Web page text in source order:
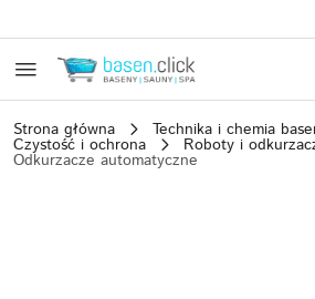
Strona główna Technika i chemia
Czystość i ochrona Roboty i
Odkurzacze automatyczne